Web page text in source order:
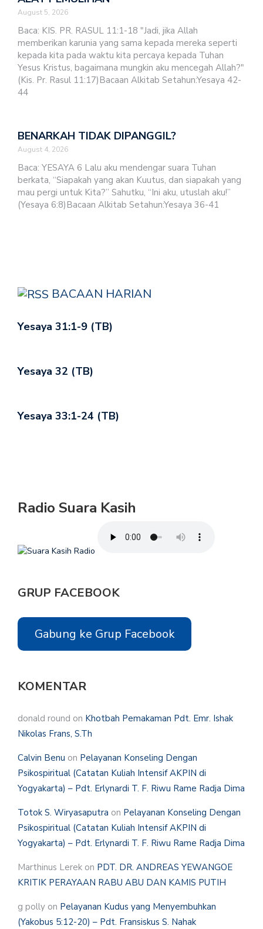
August 5, 2026
Baca: KIS. PR. RASUL 11:1-18 "Jadi, jika Allah
memberikan karunia yang sama kepada mereka seperti
kepada kita pada waktu kita percaya kepada Tuhan
Yesus Kristus, bagaimana mungkin aku mencegah Allah?"
(Kis. Pr. Rasul 11:17)Bacaan Alkitab Setahun:Yesaya 42-
44
BENARKAH TIDAK DIPANGGIL?
August 4, 2026
Baca: YESAYA 6 Lalu aku mendengar suara Tuhan
berkata, “Siapakah yang akan Kuutus, dan siapakah yang
mau pergi untuk Kita?” Sahutku, “Ini aku, utuslah aku!”
(Yesaya 6:8)Bacaan Alkitab Setahun:Yesaya 36-41
BACAAN HARIAN
Yesaya 31:1-9 (TB)
Yesaya 32 (TB)
Yesaya 33:1-24 (TB)
Radio Suara Kasih
GRUP FACEBOOK
Gabung ke Grup Facebook
KOMENTAR
donald round on Khotbah Pemakaman Pdt. Emr. Ishak
Nikolas Frans, S.Th
Calvin Benu on Pelayanan Konseling Dengan
Psikospiritual (Catatan Kuliah Intensif AKPIN di
Yogyakarta) – Pdt. Erlynardi T. F. Riwu Rame Radja Dima
Totok S. Wiryasaputra on Pelayanan Konseling Dengan
Psikospiritual (Catatan Kuliah Intensif AKPIN di
Yogyakarta) – Pdt. Erlynardi T. F. Riwu Rame Radja Dima
Marthinus Lerek on PDT. DR. ANDREAS YEWANGOE
KRITIK PERAYAAN RABU ABU DAN KAMIS PUTIH
g polly on Pelayanan Kudus yang Menyembuhkan
(Yakobus 5:12-20) – Pdt. Fransiskus S. Nahak